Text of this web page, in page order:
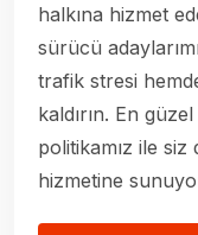
halkına hizmet
sürücü
trafik stresi
kaldırın. En
politikamız ile siz
hizmetine